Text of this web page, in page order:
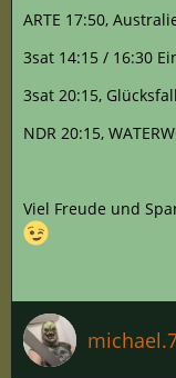
ARTE 17:50,
3sat 14:15 / 16:30
3sat 20:15,
NDR 20:15,
Viel Freude und